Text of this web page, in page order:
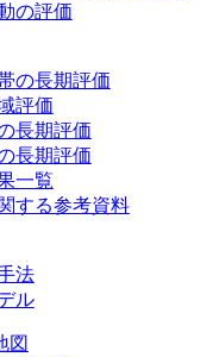
の評価
の長期評価
評価
長期評価
長期評価
一覧
する参考資料
法
ル
図